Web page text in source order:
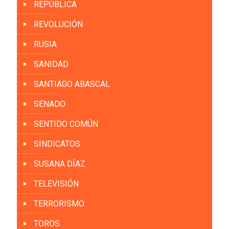
REPÚBLICA
REVOLUCIÓN
RUSIA
SANIDAD
SANTIAGO ABASCAL
SENADO
SENTIDO COMÚN
SINDICATOS
SUSANA DÍAZ
TELEVISIÓN
TERRORISMO
TOROS